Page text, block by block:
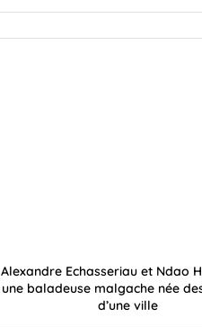
Alexandre Echasseriau et Ndao
une baladeuse malgache née
d’une ville